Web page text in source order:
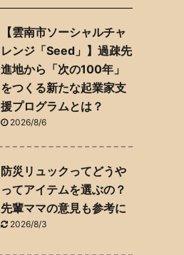
【雲南市ソーシャルチャ
レンジ「Seed」】過疎先
進地から「次の100年」
をつくる新たな起業家支
援プログラムとは？
2026/8/6
防災リュックってどうや
ってアイテムを選ぶの？
先輩ママの意見も参考に
2026/8/3